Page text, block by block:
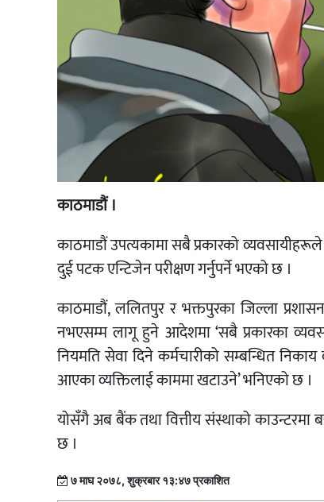
काठमाडौं ।
काठमाडौं उपत्यकामा सबै प्रकारको
दुई पटक एन्टिजेन परीक्षण गर्नुपर्ने भएको छ ।
काठमाडौं, ललितपुर र भक्तपुरका जिल्ला
नभएसम्म लागू हुने आदेशमा ‘सबै प्रकारका
नियमति सेवा दिने कर्मचारीको सम्बन्धित
आएका व्यक्तिलाई काममा खटाउने’ भनिएको छ ।
योसँगै अब बैंक तथा वित्तीय संस्थाको काउन्टरमा
छ ।
७ माघ २०७८, शुक्रबार १३:४७ प्रकाशित